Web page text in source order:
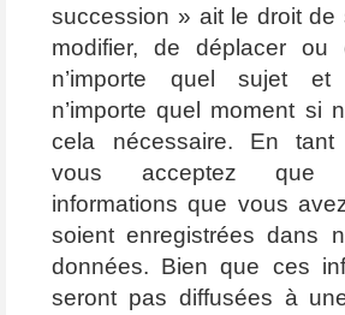
succession » ait le droit de
modifier, de déplacer ou
n’importe quel sujet
n’importe quel moment si
cela nécessaire. En tant
vous acceptez que
informations que vous
soient enregistrées dans
données. Bien que ces
seront pas diffusées à